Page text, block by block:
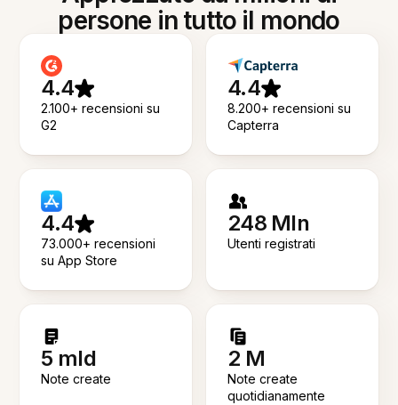
persone in tutto il mondo
4.4
2.100+ recensioni su
G2
4.4
8.200+ recensioni su
Capterra
4.4
73.000+ recensioni
su App Store
248 Mln
Utenti registrati
5 mld
Note create
2 M
Note create
quotidianamente